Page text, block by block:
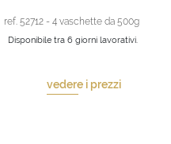
ref. 52712 - 4 vaschette da 500g
Disponibile tra 6 giorni lavorativi.
vedere i prezzi